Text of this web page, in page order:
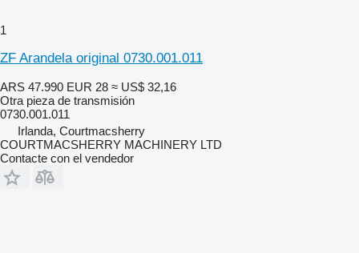
1
ZF Arandela original 0730.001.011
ARS 47.990 EUR 28 ≈ US$ 32,16
Otra pieza de transmisión
0730.001.011
Irlanda, Courtmacsherry
COURTMACSHERRY MACHINERY LTD
Contacte con el vendedor